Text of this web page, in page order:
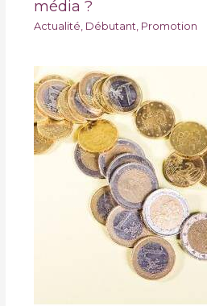
média ?
Actualité, Débutant, Promotion